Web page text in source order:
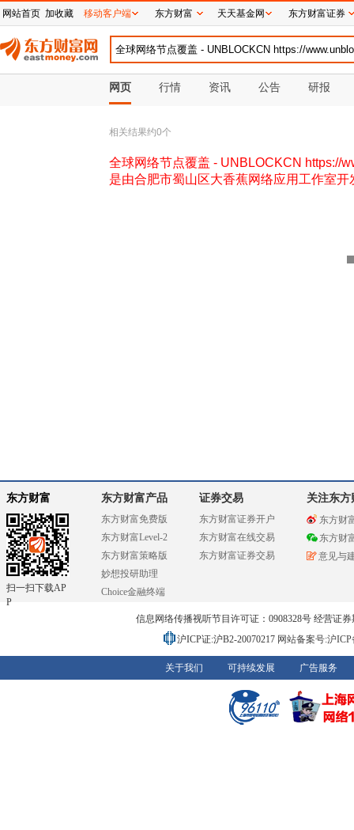
网页 行情 资讯 公告 研报
相关结果约0个
全球网络节点覆盖 - UNBLOCKCN https://
是由合肥市蜀山区大香蕉网络应用工作室开
东方财富
扫一扫下载AP
P
东方财富产品
东方财富免费版
东方财富Level-2
东方财富策略版
妙想投研助理
Choice金融终端
证券交易
东方财富证券开户
东方财富在线交易
东方财富证券交易
关注东方
东方财
东方财
意见与
信息网络传播视听节目许可证：0908328号 经营证
沪ICP证:沪B2-20070217 网站备案号:沪
关于我们 可持续发展 广告服务
网站首页 加收藏 移动客户端 东方财富 天天基金网 东方财富证券